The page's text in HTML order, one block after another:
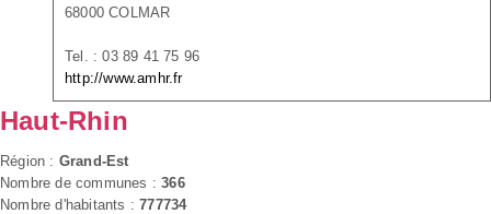
68000 COLMAR
Tel. : 03 89 41 75 96
http://www.amhr.fr
Haut-Rhin
Région : Grand-Est
Nombre de communes :366
Nombre d'habitants :777734